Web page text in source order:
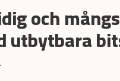
och
utbytbara